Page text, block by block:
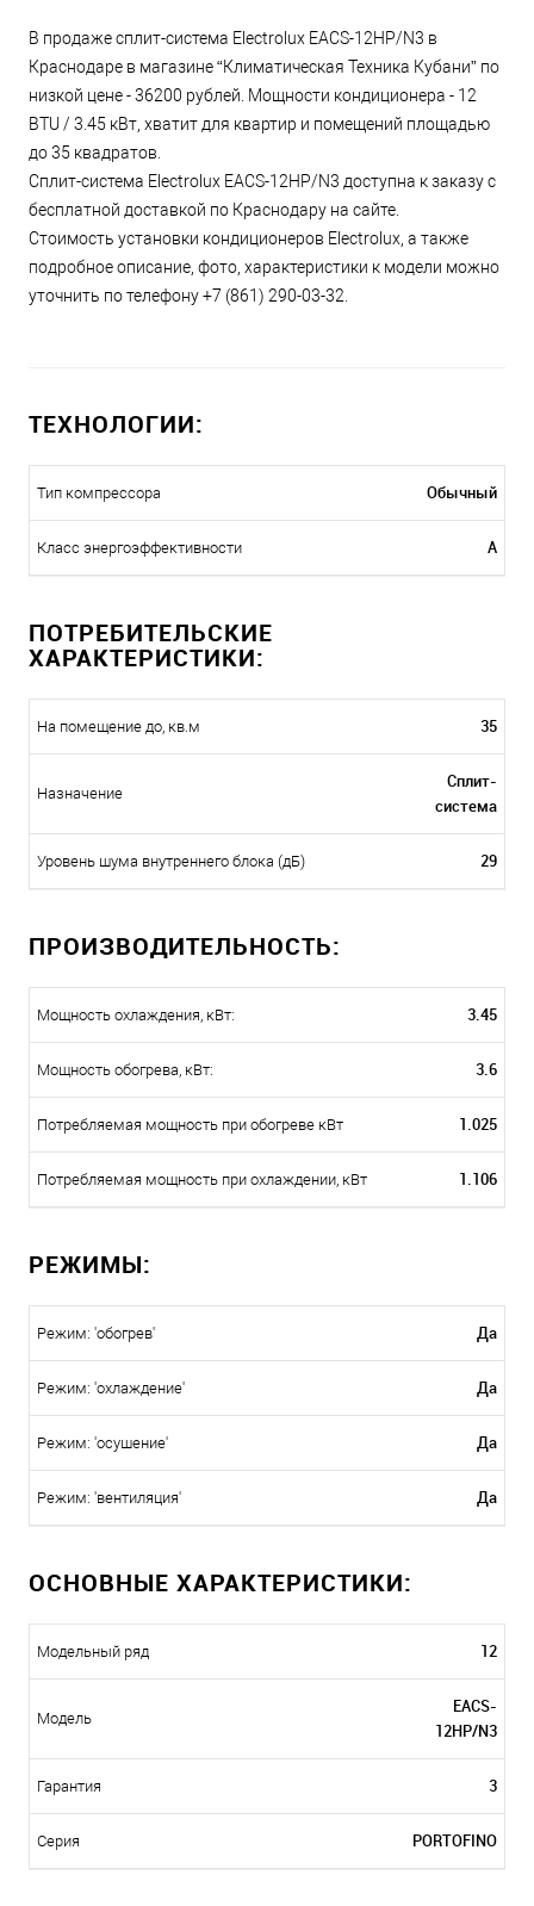
В продаже сплит-система Electrolux EACS-12HP/N3 в
Краснодаре в магазине “Климатическая Техника Кубани” по
низкой цене - 36200 рублей. Мощности кондиционера - 12
BTU / 3.45 кВт, хватит для квартир и помещений площадью
до 35 квадратов.
Сплит-система Electrolux EACS-12HP/N3 доступна к заказу с
бесплатной доставкой по Краснодару на сайте.
Стоимость установки кондиционеров Electrolux, а также
подробное описание, фото, характеристики к модели можно
уточнить по телефону +7 (861) 290-03-32.
ТЕХНОЛОГИИ:
Тип компрессора Обычный
Класс энергоэффективности A
ПОТРЕБИТЕЛЬСКИЕ
ХАРАКТЕРИСТИКИ:
На помещение до, кв.м 35
Назначение
Сплит-
система
Уровень шума внутреннего блока (дБ) 29
ПРОИЗВОДИТЕЛЬНОСТЬ:
Мощность охлаждения, кВт: 3.45
Мощность обогрева, кВт: 3.6
Потребляемая мощность при обогреве кВт 1.025
Потребляемая мощность при охлаждении, кВт 1.106
РЕЖИМЫ:
Режим: 'обогрев' Да
Режим: 'охлаждение' Да
Режим: 'осушение' Да
Режим: 'вентиляция' Да
ОСНОВНЫЕ ХАРАКТЕРИСТИКИ:
Модельный ряд 12
Модель
EACS-
12HP/N3
Гарантия 3
Серия PORTOFINO